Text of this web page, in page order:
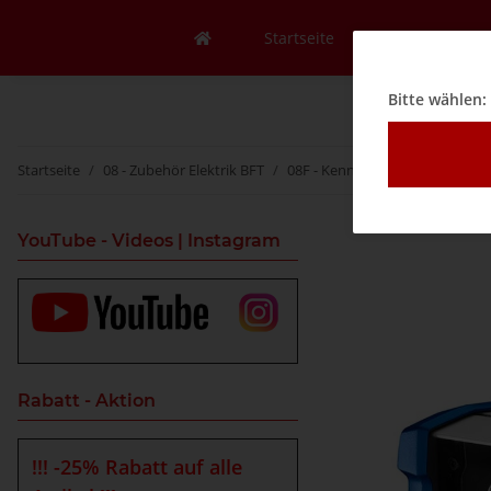
Startseite Mein Konto
Startseite 08 - Zubehör Elektrik BFT 08F - Kennzeichenerkennung
YouTube - Videos | Instagram
Rabatt - Aktion
!!! -25% Rabatt auf alle
Bitte wählen: